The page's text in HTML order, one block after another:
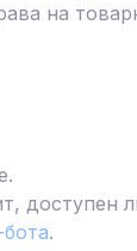
на
доступен
.